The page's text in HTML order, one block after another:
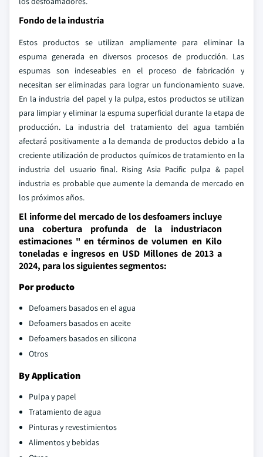
Fondo de la industria
Estos productos se utilizan ampliamente para eliminar la
espuma generada en diversos procesos de producción. Las
espumas son indeseables en el proceso de fabricación y
necesitan ser eliminadas para lograr un funcionamiento suave.
En la industria del papel y la pulpa, estos productos se utilizan
para limpiar y eliminar la espuma superficial durante la etapa de
producción. La industria del tratamiento del agua también
afectará positivamente a la demanda de productos debido a la
creciente utilización de productos químicos de tratamiento en la
industria del usuario final. Rising Asia Pacific pulpa & papel
industria es probable que aumente la demanda de mercado en
los próximos años.
El informe del mercado de los desfoamers incluye
una cobertura profunda de la industriacon
estimaciones " en términos de volumen en Kilo
toneladas e ingresos en USD Millones de 2013 a
2024, para los siguientes segmentos:
Por producto
Defoamers basados en el agua
Defoamers basados en aceite
Defoamers basados en silicona
Otros
By Application
Pulpa y papel
Tratamiento de agua
Pinturas y revestimientos
Alimentos y bebidas